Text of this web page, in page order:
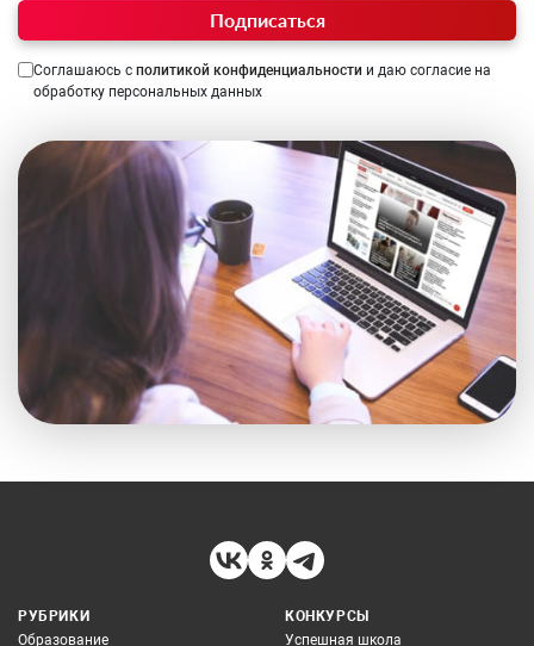
Подписаться
Соглашаюсь с политикой конфиденциальности и даю согласие на
обработку персональных данных
РУБРИКИ
Образование
КОНКУРСЫ
Успешная школа